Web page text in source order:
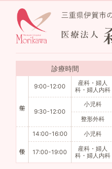
診療時間
9:00-12:00
産科・婦人
科・婦人内科
9:30-12:00
小児科
整形外科
14:00-16:00
小児科
17:00-19:00
産科・婦人
科・婦人内科